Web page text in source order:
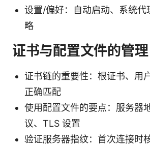
设置/偏好：自动启动、系统代
略
证书与配置文件的管理
证书链的重要性：根证书、用
正确匹配
使用配置文件的要点：服务器
议、TLS 设置
验证服务器指纹：首次连接时